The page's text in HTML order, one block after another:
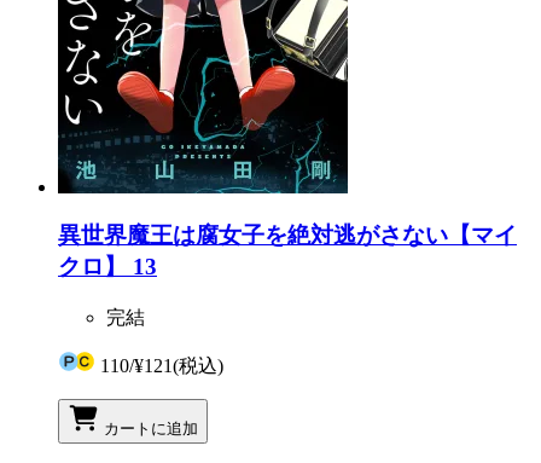
異世界魔王は腐女子を絶対逃がさない【マイ
クロ】 13
完結
110/¥121(税込)
カートに追加